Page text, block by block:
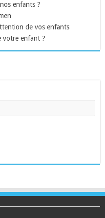
enfants ?
de vos enfants
votre enfant ?